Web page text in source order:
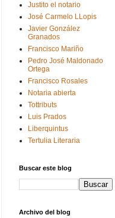
Justito el notario
José Carmelo LLopis
Javier González
Granados
Francisco Mariño
Pedro José Maldonado
Ortega
Francisco Rosales
Notaria abierta
Tottributs
Luis Prados
Liberquintus
Tertulia Literaria
Buscar este blog
Archivo del blog